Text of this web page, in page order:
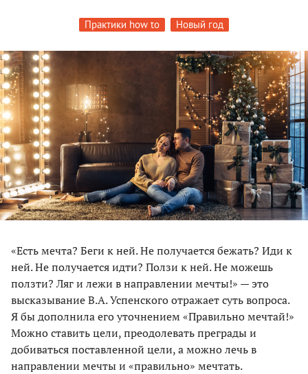
Практики how to Новый год
«Есть мечта? Беги к ней. Не получается бежать? Иди к
ней. Не получается идти? Ползи к ней. Не можешь
ползти? Ляг и лежи в направлении мечты!» — это
высказывание В.А. Успенского отражает суть вопроса.
Я бы дополнила его уточнением «Правильно мечтай!»
Можно ставить цели, преодолевать преграды и
добиваться поставленной цели, а можно лечь в
направлении мечты и «правильно» мечтать.